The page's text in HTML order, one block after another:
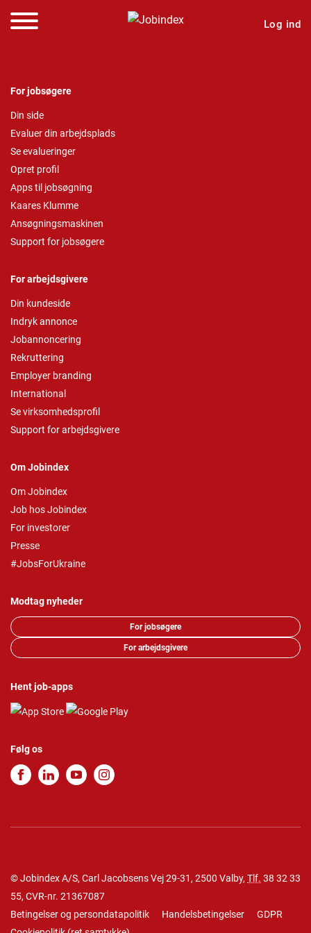
Log ind
For jobsøgere
Din side
Evaluer din arbejdsplads
Se evalueringer
Opret profil
Apps til jobsøgning
Kaares Klumme
Ansøgningsmaskinen
Support for jobsøgere
For arbejdsgivere
Din kundeside
Indryk annonce
Jobannoncering
Rekruttering
Employer branding
International
Se virksomhedsprofil
Support for arbejdsgivere
Om Jobindex
Om Jobindex
Job hos Jobindex
For investorer
Presse
#JobsForUkraine
Modtag nyheder
For jobsøgere
For arbejdsgivere
Hent job-apps
Følg os
© Jobindex A/S, Carl Jacobsens Vej 29-31, 2500 Valby, Tlf. 38 32 33
55, CVR-nr. 21367087
Betingelser og persondatapolitik
Handelsbetingelser
GDPR